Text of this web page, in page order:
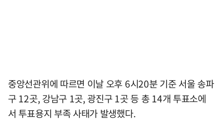
중앙선관위에 따르면 이날 오후 6시20분 기준 서울 송파
구 12곳, 강남구 1곳, 광진구 1곳 등 총 14개 투표소에
서 투표용지 부족 사태가 발생했다.